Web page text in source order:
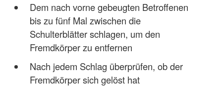
Dem nach vorne gebeugten Betroffenen
bis zu fünf Mal zwischen die
Schulterblätter schlagen, um den
Fremdkörper zu entfernen
Nach jedem Schlag überprüfen, ob der
Fremdkörper sich gelöst hat